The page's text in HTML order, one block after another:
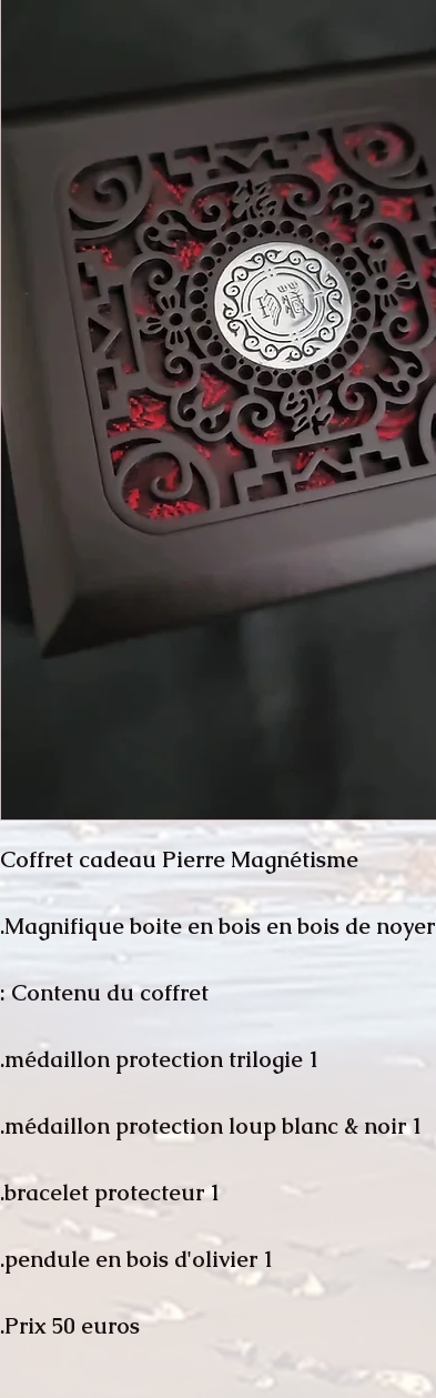
Coffret cadeau Pierre Magnétisme
Magnifique boite en bois en bois de noyer.
Contenu du coffret :
1 médaillon protection trilogie.
1 médaillon protection loup blanc & noir.
1 bracelet protecteur.
1 pendule en bois d'olivier.
Prix 50 euros.